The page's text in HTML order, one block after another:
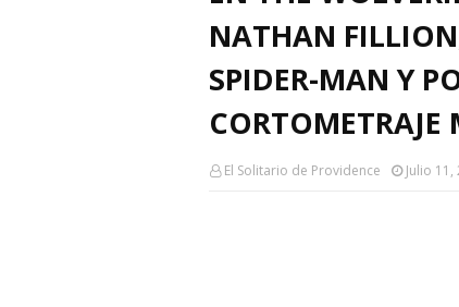
NATHAN
SPIDER-MAN Y
CORTOMETRAJE
El Solitario de Providence Julio 11,